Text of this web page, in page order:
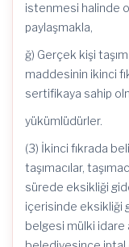
istenmesi halinde
paylaşmakla,
ğ) Gerçek kişi
maddesinin ikinci
sertifikaya sahip
yükümlüdürler.
(3) İkinci fıkrada
taşımacılar,
sürede eksikliği
içerisinde eksikliği
belgesi mülki idare